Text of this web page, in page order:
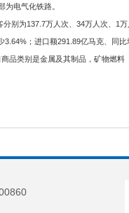
电气化铁路。
为137.7万人次、34万人次、1
；进口额291.89亿马克、同
类别是金属及其制品，矿物燃